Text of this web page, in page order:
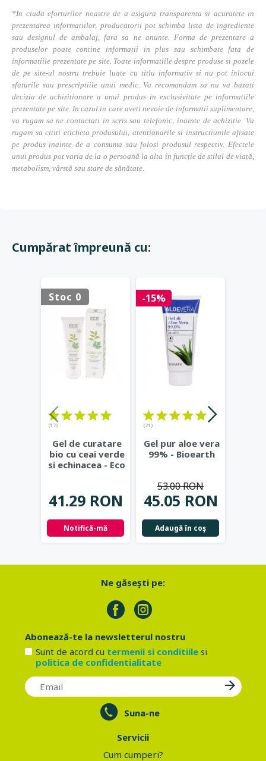
*In ciuda eforturilor noastre de a asigura transparenta si acuratete in
prezentarea informatiilor, producatorii pot schimba lista de ingrediente
sau designul de ambalaj, fara sa ne anunte. Forma de prezentare a
produselor poate contine informatii in plus sau schimbate fata de
informatiile prezentate pe site. Toate informatiile despre produse si pozele
de pe site-ul nostru trebuie luate cu titlu informativ si nu pot inlocui
sfaturile sau prescriptiile unui medic. Va recomandam sa nu va bazati
decizia de achizitionare a unui produs in exclusivitate pe informatiile
prezentate pe site. In cazul in care aveti nevoie de informatii suplimentare,
va rugam sa ne contactati in scris sau telefonic, inainte de achizitie. Va
rugam sa cititi eticheta produsului, atentionarile si instructiunile afisate
pe produs inainte de a consuma sau folosi produsul respectiv. Efectele
unui produs pot varia de la o persoană la alta în funcție de stilul de viață,
metabolism, vârstă sau stare de sănătate.
Cumpărat împreună cu:
Stoc 0
(17)
Gel de curatare
bio cu ceai verde
si echinacea - Eco
41.29 RON
Notifică-mă
-15%
(21)
Gel pur aloe vera
99% - Bioearth
45.05 RON
53.00 RON
Adaugă în coş
Ne găseşti pe:
Abonează-te la newsletterul nostru
Sunt de acord cu termenii si conditiilesi
politica de confidentialitate
Suna-ne
Servicii
Cum cumperi?